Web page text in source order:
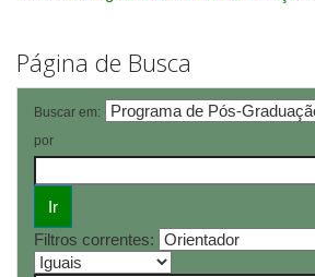
Página de Busca
Buscar em:
por
Filtros correntes: